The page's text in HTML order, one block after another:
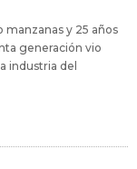
manzanas y 25 años
generación vio
industria del